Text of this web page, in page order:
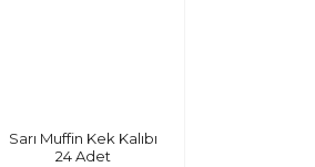
Sarı Muffin Kek Kalıbı
24 Adet